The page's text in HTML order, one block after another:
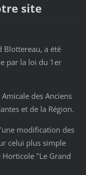
site
Blottereau, a été
par la loi du 1er
des Anciens
et de la Région.
modification des
celui plus simple
Horticole "Le Grand